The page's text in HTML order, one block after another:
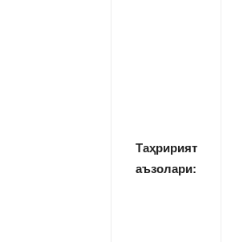
Таҳририят
аъзолари: